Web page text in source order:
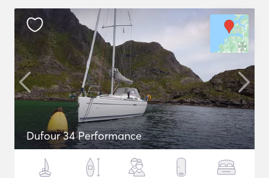
Dufour 34 Performance